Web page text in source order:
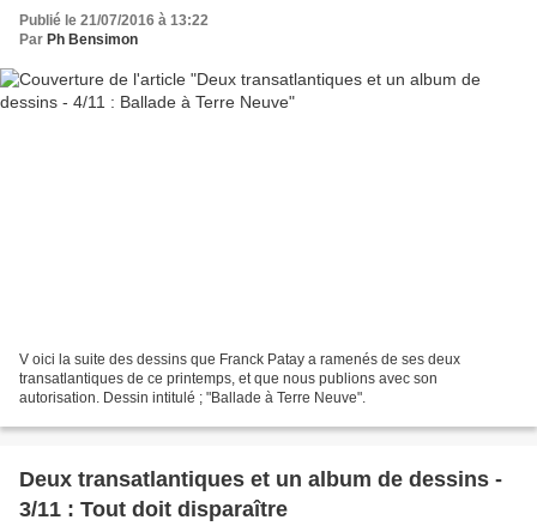
Publié le 21/07/2016 à 13:22
Par Ph Bensimon
V oici la suite des dessins que Franck Patay a ramenés de ses deux
transatlantiques de ce printemps, et que nous publions avec son
autorisation. Dessin intitulé ; "Ballade à Terre Neuve".
Deux transatlantiques et un album de dessins -
3/11 : Tout doit disparaître